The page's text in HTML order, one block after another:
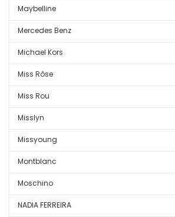
Maybelline
Mercedes Benz
Michael Kors
Miss Rôse
Miss Rou
Misslyn
Missyoung
Montblanc
Moschino
NADIA FERREIRA